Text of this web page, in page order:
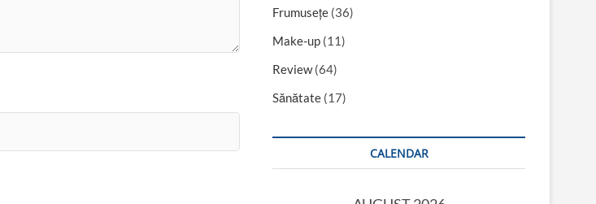
Frumusețe (36)
Make-up (11)
Review(64)
Sănătate (17)
CALENDAR